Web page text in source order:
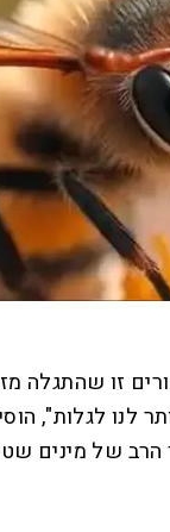
זו שהתגלה
לנו לגלות",
הרב של מינים